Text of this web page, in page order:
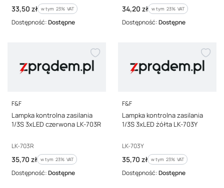
Cena brutto
33,50 zł w tym %s VAT
w tym 23% VAT
Dostępność:Dostępne
Cena brutto
34,20 zł w tym %s VAT
w tym 23% VAT
Dostępność:Dostępne
PRODUCENT
F&F
Lampka kontrolna zasilania
1/3S 3xLED czerwona LK-703R
Kod producenta
LK-703R
Cena brutto
35,70 zł w tym %s VAT
w tym 23% VAT
Dostępność:Dostępne
PRODUCENT
F&F
Lampka kontrolna zasilania
1/3S 3xLED żółta LK-703Y
Kod producenta
LK-703Y
Cena brutto
35,70 zł w tym %s VAT
w tym 23% VAT
Dostępność:Dostępne